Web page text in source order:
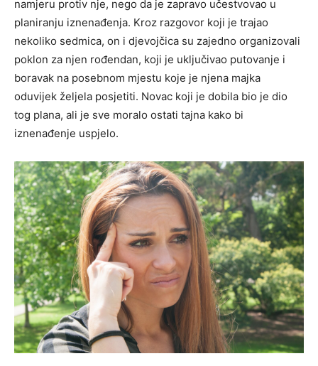
namjeru protiv nje, nego da je zapravo učestvovao u
planiranju iznenađenja. Kroz razgovor koji je trajao
nekoliko sedmica, on i djevojčica su zajedno organizovali
poklon za njen rođendan, koji je uključivao putovanje i
boravak na posebnom mjestu koje je njena majka
oduvijek željela posjetiti. Novac koji je dobila bio je dio
tog plana, ali je sve moralo ostati tajna kako bi
iznenađenje uspjelo.